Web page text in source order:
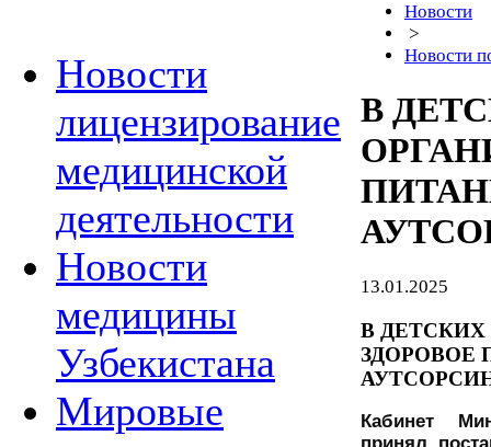
Новости
лицензирование
медицинской
деятельности
Новости
медицины
Узбекистана
Мировые
Новости
>
Новости
В
13.01.2025
В
ЗДОРОВОЕ
Кабинет